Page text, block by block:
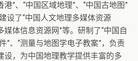
港”、“中国区域地理”、“中国古地图”
设了“中国人文地理多媒体资源
媒体信息资源网”等。研制了“中国自
”、“测量与地图学电子教案”，负责
设，为中国地理教学提供丰富的多